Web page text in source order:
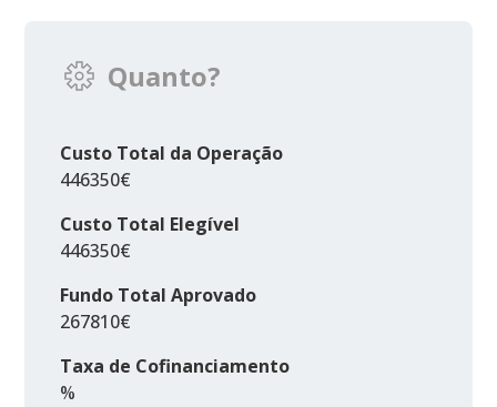
Quanto?
Custo Total da Operação
446350€
Custo Total Elegível
446350€
Fundo Total Aprovado
267810€
Taxa de Cofinanciamento
%